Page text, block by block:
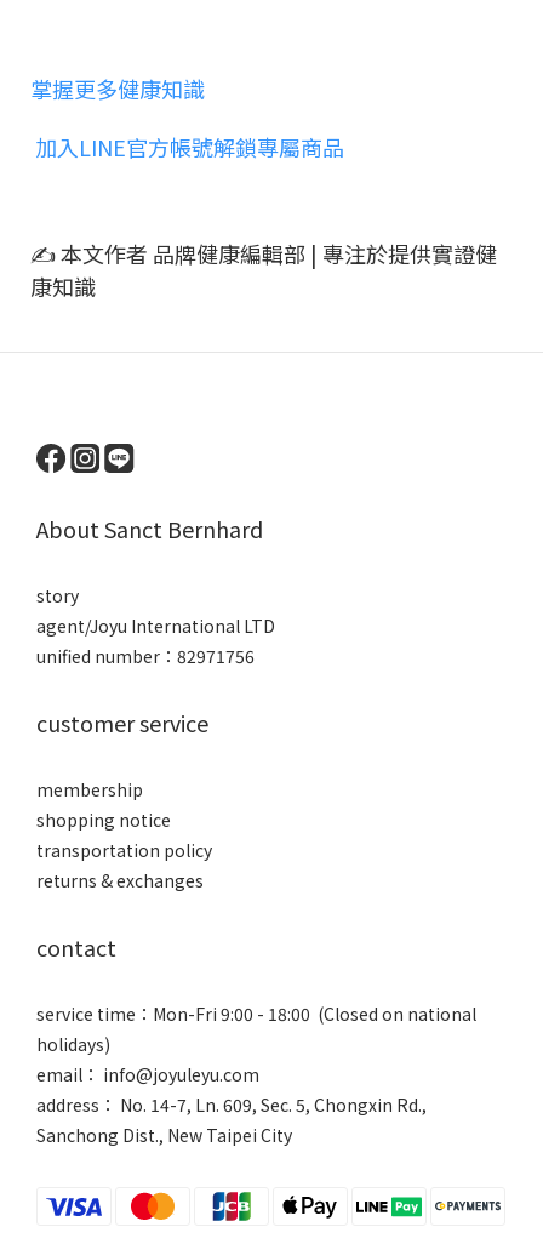
掌握更多健康知識
加入LINE官方帳號解鎖專屬商品
✍ 本文作者 品牌健康編輯部 | 專注於提供實證健
康知識
About Sanct Bernhard
story
agent/Joyu International LTD
unified number：82971756
customer service
membership
shopping notice
transportation policy
returns & exchanges
contact
service time：Mon-Fri 9:00 - 18:00 (Closed on national
holidays)
email： info@joyuleyu.com
address： No. 14-7, Ln. 609, Sec. 5, Chongxin Rd.,
Sanchong Dist., New Taipei City